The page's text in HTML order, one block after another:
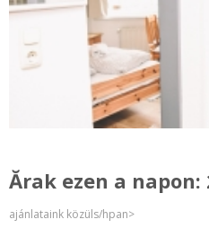
Ărak ezen a napon:
ajánlataink közüls/hpan>